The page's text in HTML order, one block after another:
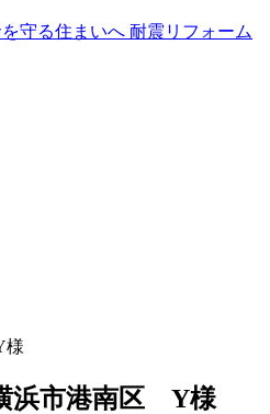
様
浜市港南区 Y様